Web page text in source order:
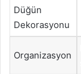
Düğün
Dekorasyonu
Organizasyon